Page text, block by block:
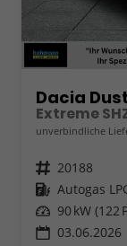
Dacia
Extreme
unverbindliche
Fahrzeugnr. 20188
Kraftstoff Autogas
Leistung 90 kW (122
03.06.2026